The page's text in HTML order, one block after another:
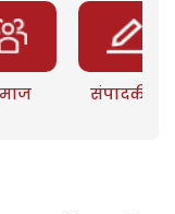
संपादकीय